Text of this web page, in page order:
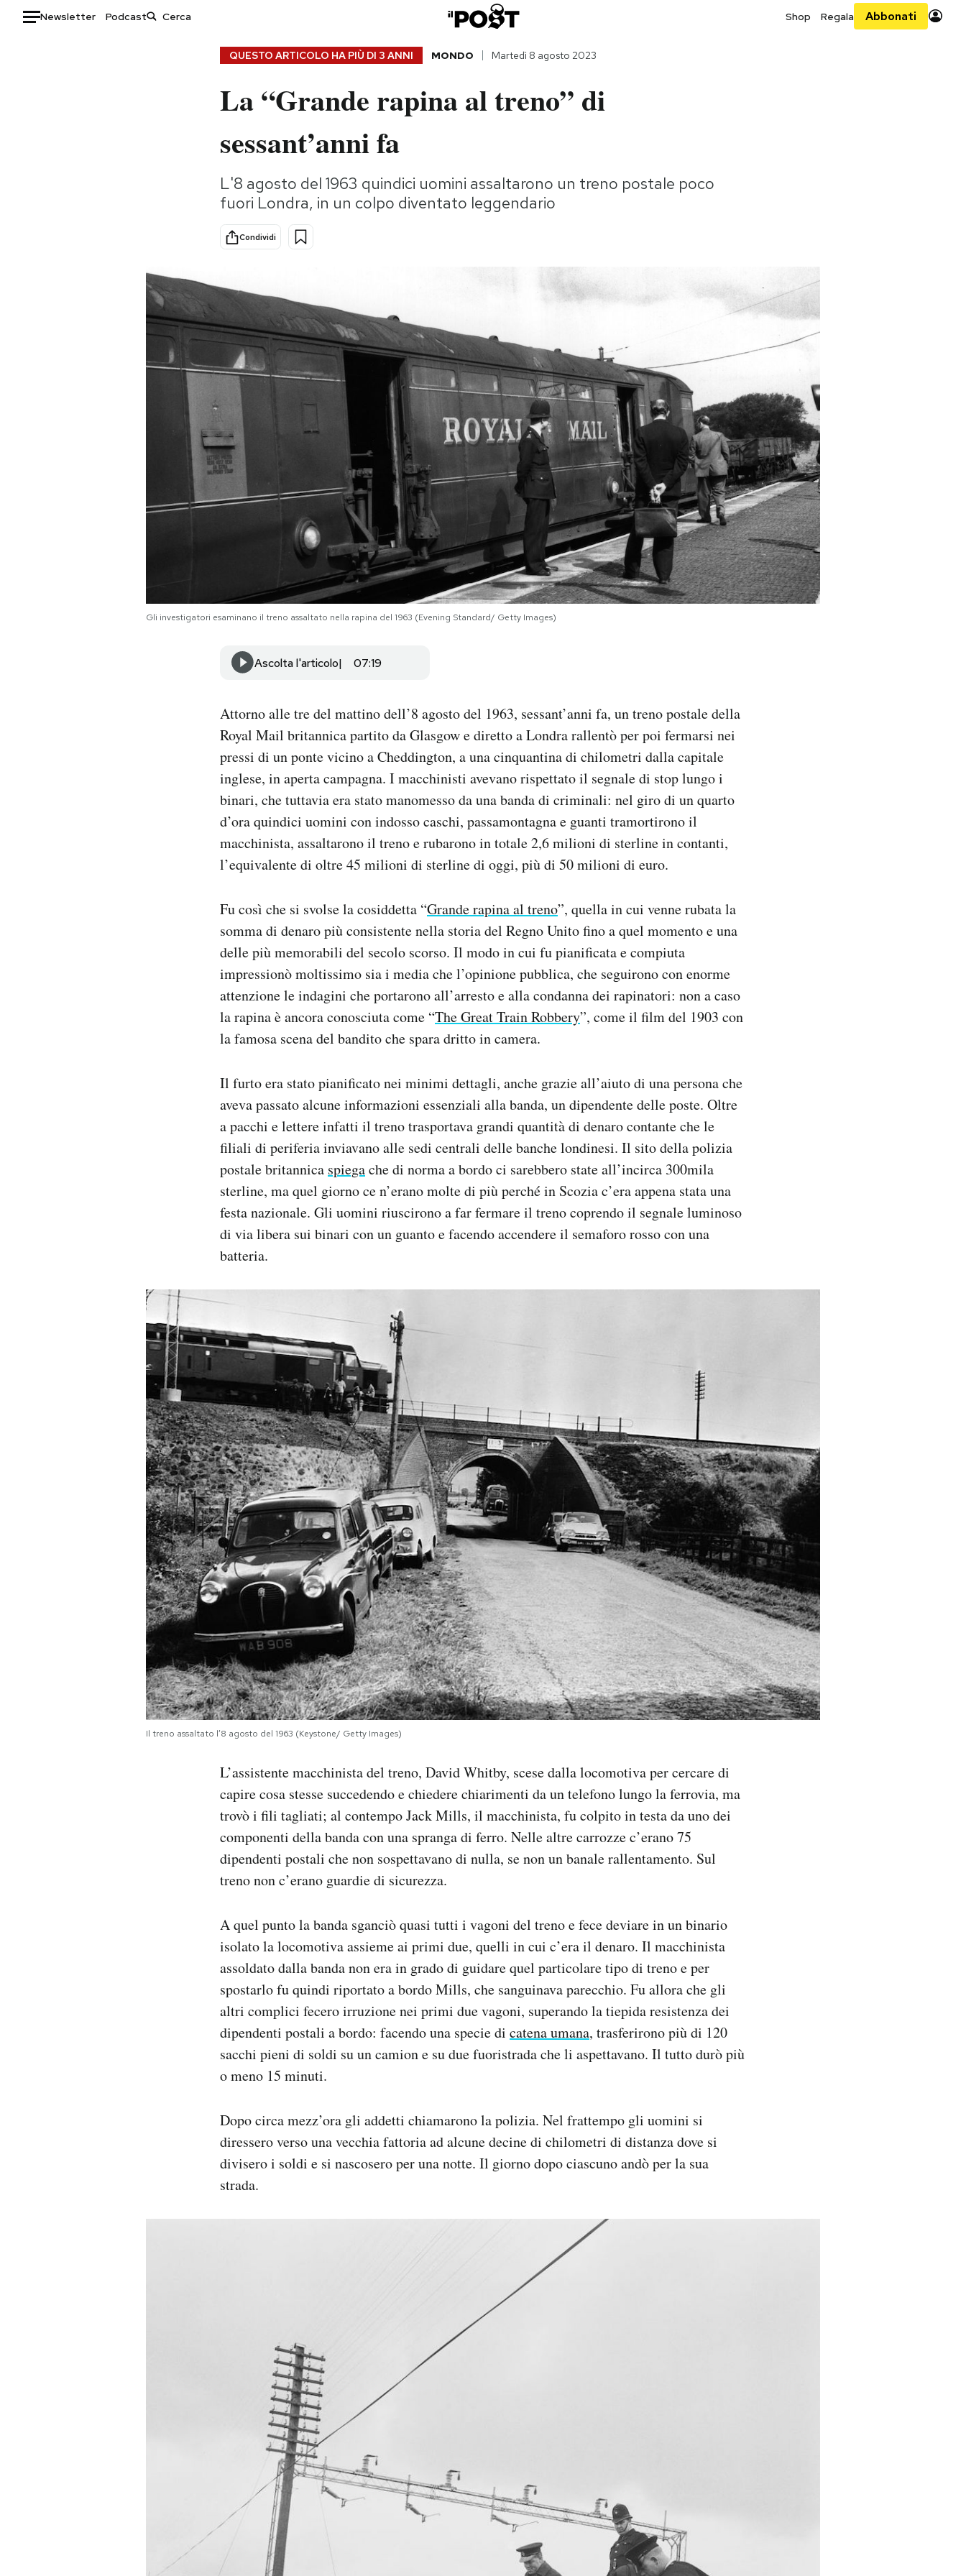
Newsletter Podcast Shop Regala Abbonati
Ok Boomer!
Mondiali calcio 2026
QUESTO ARTICOLO HA PIÙ DI 3 ANNI MONDO Martedì 8 agosto 2023
La “Grande rapina al treno” di
sessant’anni fa
L'8 agosto del 1963 quindici uomini assaltarono un treno postale poco
fuori Londra, in un colpo diventato leggendario
Condividi
Gli investigatori esaminano il treno assaltato nella rapina del 1963 (Evening Standard/ Getty Images)
Ascolta l'articolo 07:19
Attorno alle tre del mattino dell’8 agosto del 1963, sessant’anni fa, un treno postale della
Royal Mail britannica partito da Glasgow e diretto a Londra rallentò per poi fermarsi nei
pressi di un ponte vicino a Cheddington, a una cinquantina di chilometri dalla capitale
inglese, in aperta campagna. I macchinisti avevano rispettato il segnale di stop lungo i
binari, che tuttavia era stato manomesso da una banda di criminali: nel giro di un quarto
d’ora quindici uomini con indosso caschi, passamontagna e guanti tramortirono il
macchinista, assaltarono il treno e rubarono in totale 2,6 milioni di sterline in contanti,
l’equivalente di oltre 45 milioni di sterline di oggi, più di 50 milioni di euro.
Fu così che si svolse la cosiddetta “Grande rapina al treno”, quella in cui venne rubata la
somma di denaro più consistente nella storia del Regno Unito fino a quel momento e una
delle più memorabili del secolo scorso. Il modo in cui fu pianificata e compiuta
impressionò moltissimo sia i media che l’opinione pubblica, che seguirono con enorme
attenzione le indagini che portarono all’arresto e alla condanna dei rapinatori: non a caso
la rapina è ancora conosciuta come “The Great Train Robbery”, come il film del 1903 con
la famosa scena del bandito che spara dritto in camera.
Il furto era stato pianificato nei minimi dettagli, anche grazie all’aiuto di una persona che
aveva passato alcune informazioni essenziali alla banda, un dipendente delle poste. Oltre
a pacchi e lettere infatti il treno trasportava grandi quantità di denaro contante che le
filiali di periferia inviavano alle sedi centrali delle banche londinesi. Il sito della polizia
postale britannica spiegache di norma a bordo ci sarebbero state all’incirca 300mila
sterline, ma quel giorno ce n’erano molte di più perché in Scozia c’era appena stata una
festa nazionale. Gli uomini riuscirono a far fermare il treno coprendo il segnale luminoso
di via libera sui binari con un guanto e facendo accendere il semaforo rosso con una
batteria.
Il treno assaltato l’8 agosto del 1963 (Keystone/ Getty Images)
L’assistente macchinista del treno, David Whitby, scese dalla locomotiva per cercare di
capire cosa stesse succedendo e chiedere chiarimenti da un telefono lungo la ferrovia, ma
trovò i fili tagliati; al contempo Jack Mills, il macchinista, fu colpito in testa da uno dei
componenti della banda con una spranga di ferro. Nelle altre carrozze c’erano 75
dipendenti postali che non sospettavano di nulla, se non un banale rallentamento. Sul
treno non c’erano guardie di sicurezza.
A quel punto la banda sganciò quasi tutti i vagoni del treno e fece deviare in un binario
isolato la locomotiva assieme ai primi due, quelli in cui c’era il denaro. Il macchinista
assoldato dalla banda non era in grado di guidare quel particolare tipo di treno e per
spostarlo fu quindi riportato a bordo Mills, che sanguinava parecchio. Fu allora che gli
altri complici fecero irruzione nei primi due vagoni, superando la tiepida resistenza dei
dipendenti postali a bordo: facendo una specie di catena umana, trasferirono più di 120
sacchi pieni di soldi su un camion e su due fuoristrada che li aspettavano. Il tutto durò più
o meno 15 minuti.
Dopo circa mezz’ora gli addetti chiamarono la polizia. Nel frattempo gli uomini si
diressero verso una vecchia fattoria ad alcune decine di chilometri di distanza dove si
divisero i soldi e si nascosero per una notte. Il giorno dopo ciascuno andò per la sua
strada.